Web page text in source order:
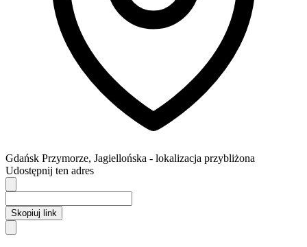
Gdańsk Przymorze, Jagiellońska - lokalizacja przybliżona
Udostępnij ten adres
Skopiuj link